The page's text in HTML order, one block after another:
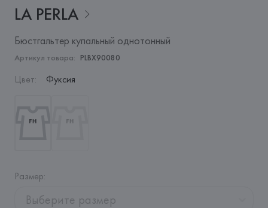
LA PERLA
Бюстгальтер купальный однотонный
Артикул товара: PLBX90080
Цвет: Фуксия
Размер:
Выберите размер